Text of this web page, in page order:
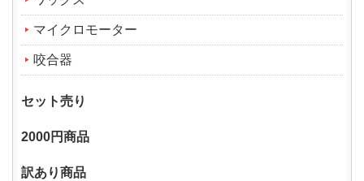
マイクロモーター
咬合器
セット売り
2000円商品
訳あり商品